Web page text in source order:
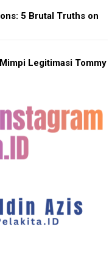
5 Brutal Truths on
Legitimasi Tommy